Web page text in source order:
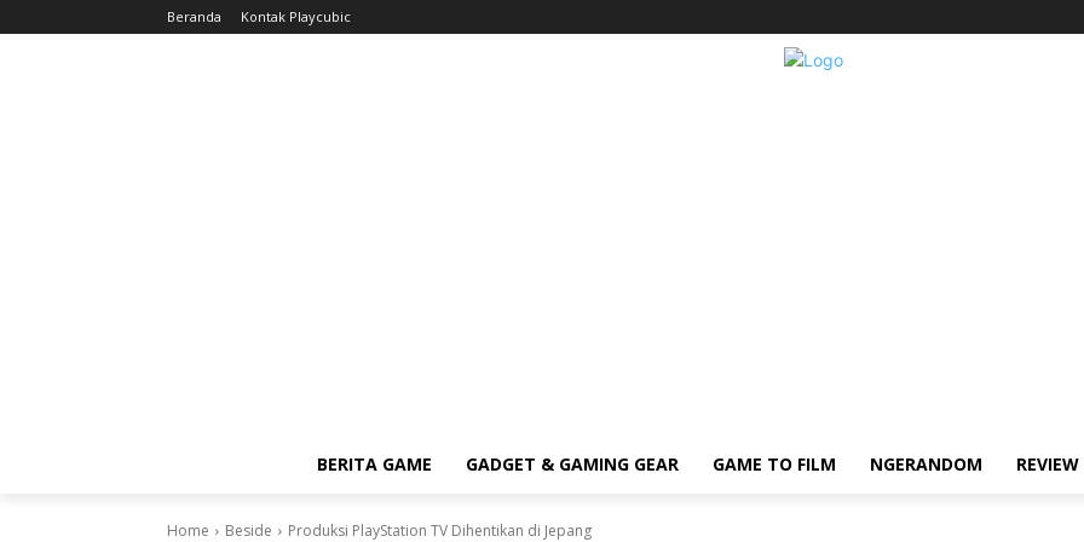
Beranda Kontak Playcubic
BERITA GAME GADGET & GAMING GEAR GAME TO FILM NGERANDOM REVIEW
Home Beside Produksi PlayStation TV Dihentikan di Jepang